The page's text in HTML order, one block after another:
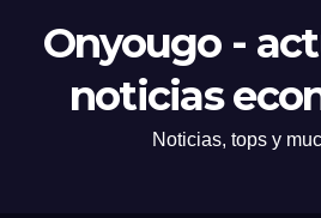
Onyougo -
noticias
Noticias, tops y